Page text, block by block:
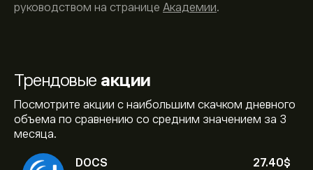
Трендовые акции
Посмотрите акции с наибольшим скачком дневного
объема по сравнению со средним значением за 3
месяца.
DOCS
27.40‎$‎
руководством на странице Академии.